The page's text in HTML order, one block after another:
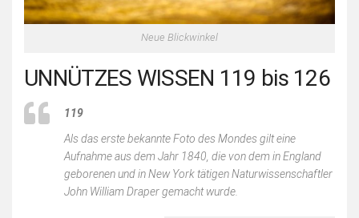
Neue Blickwinkel
UNNÜTZES WISSEN 119 bis 126
119
Als das erste bekannte Foto des Mondes gilt eine
Aufnahme aus dem Jahr 1840, die von dem in England
geborenen und in New York tätigen Naturwissenschaftler
John William Draper gemacht wurde.